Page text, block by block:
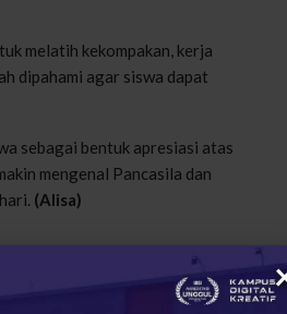
melatih kekompakan, kerja
dipahami agar siswa dapat
sebagai bentuk apresiasi atas
mengenal Pancasila dan
. (Alisa)
0